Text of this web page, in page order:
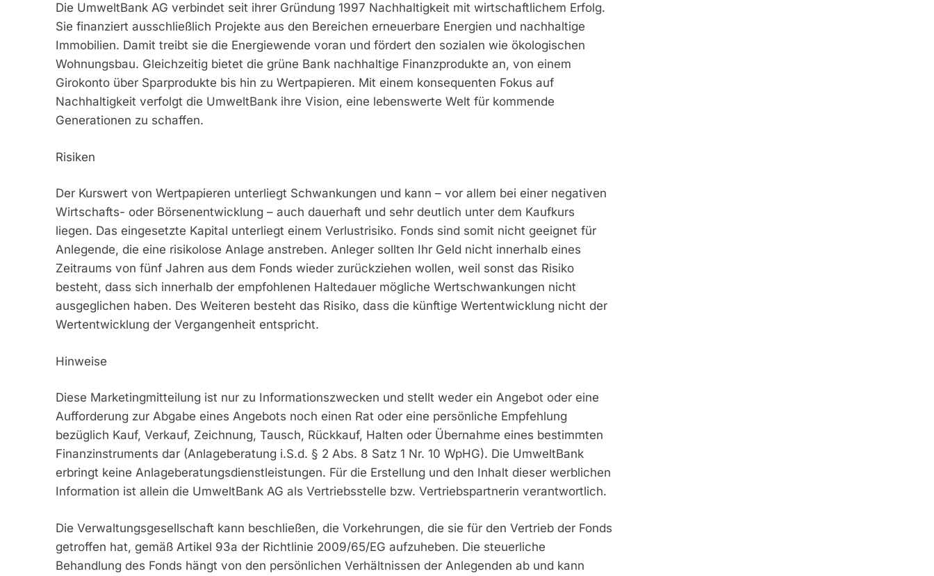
Die UmweltBank AG verbindet seit ihrer Gründung 1997 Nachhaltigkeit mit wirtschaftlichem Erfolg.
Sie finanziert ausschließlich Projekte aus den Bereichen erneuerbare Energien und nachhaltige
Immobilien. Damit treibt sie die Energiewende voran und fördert den sozialen wie ökologischen
Wohnungsbau. Gleichzeitig bietet die grüne Bank nachhaltige Finanzprodukte an, von einem
Girokonto über Sparprodukte bis hin zu Wertpapieren. Mit einem konsequenten Fokus auf
Nachhaltigkeit verfolgt die UmweltBank ihre Vision, eine lebenswerte Welt für kommende
Generationen zu schaffen.
Risiken
Der Kurswert von Wertpapieren unterliegt Schwankungen und kann – vor allem bei einer negativen
Wirtschafts- oder Börsenentwicklung – auch dauerhaft und sehr deutlich unter dem Kaufkurs
liegen. Das eingesetzte Kapital unterliegt einem Verlustrisiko. Fonds sind somit nicht geeignet für
Anlegende, die eine risikolose Anlage anstreben. Anleger sollten Ihr Geld nicht innerhalb eines
Zeitraums von fünf Jahren aus dem Fonds wieder zurückziehen wollen, weil sonst das Risiko
besteht, dass sich innerhalb der empfohlenen Haltedauer mögliche Wertschwankungen nicht
ausgeglichen haben. Des Weiteren besteht das Risiko, dass die künftige Wertentwicklung nicht der
Wertentwicklung der Vergangenheit entspricht.
Hinweise
Diese Marketingmitteilung ist nur zu Informationszwecken und stellt weder ein Angebot oder eine
Aufforderung zur Abgabe eines Angebots noch einen Rat oder eine persönliche Empfehlung
bezüglich Kauf, Verkauf, Zeichnung, Tausch, Rückkauf, Halten oder Übernahme eines bestimmten
Finanzinstruments dar (Anlageberatung i.S.d. § 2 Abs. 8 Satz 1 Nr. 10 WpHG). Die UmweltBank
erbringt keine Anlageberatungsdienstleistungen. Für die Erstellung und den Inhalt dieser werblichen
Information ist allein die UmweltBank AG als Vertriebsstelle bzw. Vertriebspartnerin verantwortlich.
Die Verwaltungsgesellschaft kann beschließen, die Vorkehrungen, die sie für den Vertrieb der Fonds
getroffen hat, gemäß Artikel 93a der Richtlinie 2009/65/EG aufzuheben. Die steuerliche
Behandlung des Fonds hängt von den persönlichen Verhältnissen der Anlegenden ab und kann